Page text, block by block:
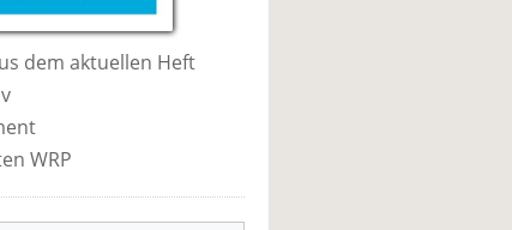
dem aktuellen Heft
WRP